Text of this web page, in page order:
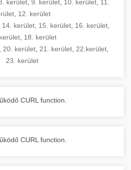
kerület, 9. kerület, 10. kerület, 11.
12. kerület
14. kerület 15. kerület 16. kerület
18. kerület
20. kerület 21. kerület 22.kerület
23. kerület
CURL function.
CURL function.